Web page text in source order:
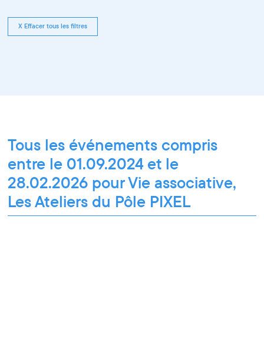
X Effacer tous les filtres
Tous les événements compris
entre le 01.09.2024 et le
28.02.2026 pour Vie associative,
Les Ateliers du Pôle PIXEL